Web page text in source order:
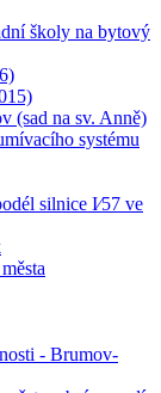
školy na bytový
(sad na sv. Anně)
systému
silnice I⁄57 ve
- Brumov-